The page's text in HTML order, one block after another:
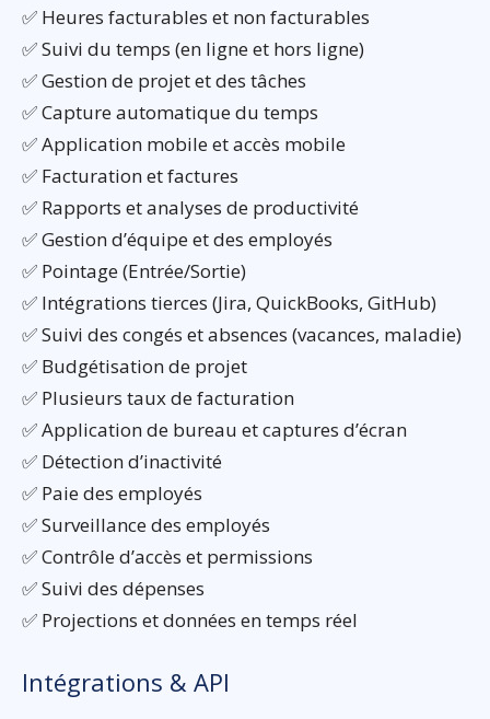
✅ Heures facturables et non facturables
✅ Suivi du temps (en ligne et hors ligne)
✅ Gestion de projet et des tâches
✅ Capture automatique du temps
✅ Application mobile et accès mobile
✅ Facturation et factures
✅ Rapports et analyses de productivité
✅ Gestion d’équipe et des employés
✅ Pointage (Entrée/Sortie)
✅ Intégrations tierces (Jira, QuickBooks, GitHub)
✅ Suivi des congés et absences (vacances, maladie)
✅ Budgétisation de projet
✅ Plusieurs taux de facturation
✅ Application de bureau et captures d’écran
✅ Détection d’inactivité
✅ Paie des employés
✅ Surveillance des employés
✅ Contrôle d’accès et permissions
✅ Suivi des dépenses
✅ Projections et données en temps réel
Intégrations & API